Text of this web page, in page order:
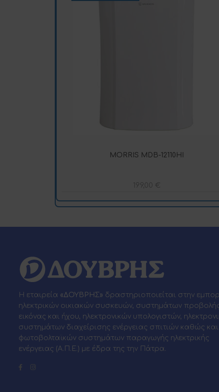
MORRIS MDB-12110HI
199,00 €
Η εταιρεία «ΔΟΥΒΡΗΣ» δραστηριοποιείται στην
ηλεκτρικών οικιακών συσκευών, συστημάτων
εικόνας και ήχου, ηλεκτρονικών υπολογιστών,
συστημάτων διαχείρισης ενέργειας σπιτιών καθώς και
φωτοβολταϊκών συστημάτων παραγωγής ηλεκτρικής
ενέργειας (Α.Π.Ε.) με έδρα της την Πάτρα.